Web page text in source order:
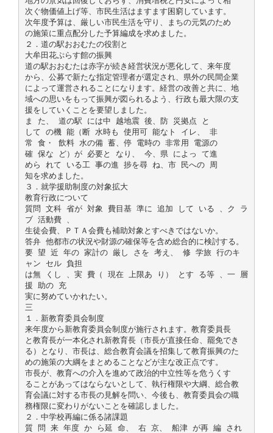
次ぐ物価値上げ等、市民生活はますます困窮しています。
次年度予算は、厳しい市民生活を守り、まちの元気のため
の施策に重点配分した予算編成を求めました。
２．道の駅おおむたの役割と
大牟田花ぷらす館の振興
道の駅おおむたは赤字が続き経営状況が悪化して、来年度
から、公募で新たな指定管理者が選定され、県外の民間企業
によって運営されることになります。経営の改善と共に、地
域への思いをもって振興が図られるよう、行政も最大限の支
援をしていくことを要望しました。
ま た、 道の駅 には中 越地震 後、防 災拠点 と
して の機 能（断 水時も 使用可 能なト イレ、 非
常 食・ 飲料 水の備 蓄、停 電時の 非常用 電源の
確 保な ど）が 必要と なり、 今、県 によっ て進
めら れて いる工 事の進 捗を尋 ね、市 民への 周
知を求めました。
３．就学援助制度の対象拡大
教育行政について
質問 文科 省が 対象 費目基 準に 追加 して いる 、ク ラ
ブ 活動費 、
生徒会費、ＰＴＡ会費も補助対象とすべきではないか。
答弁 他都市の状況や財源の確保等を含め総合的に検討する。
要 望 近 年の 家計の 厳し さを 考え、 修 学旅 行のキ
ャン セル 負担
は無 くし 、実 費（ 現在 上限あ り） とす る等 、一 層
援 助の 充
実に努めていかれたい。
三
１．新教育委員会制度
来年度から新教育委員会制度が施行されます。教育委員長
と教育長が一本化され新教育長（市長が直接任命、罷免でき
る）となり、市長は、総合教育会議を招集して教育振興のた
めの施策の大綱をまとめることなどが主な改正点です。
市長が、教育への介入を進めて政治的中立性等を危うくす
ることがあってはならないとして、執行権限や大綱、総合教
育会議に対する市長の見解を問い、今後も、教育委員会の職
務権限に変わりがないことを確認しました。
２．中学校再編に係る諸課題
質 問 来 年度 か ら延 命、 右 京、 船津 が再 編 され